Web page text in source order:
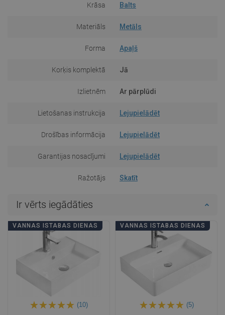
Krāsa Balts
Materiāls Metāls
Forma Apaļš
Korķis komplektā Jā
Izlietnēm Ar pārplūdi
Lietošanas instrukcija Lejupielādēt
Drošības informācija Lejupielādēt
Garantijas nosacījumi Lejupielādēt
Ražotājs Skatīt
Ir vērts iegādāties
VANNAS ISTABAS DIENAS
(10)
VANNAS ISTABAS DIENAS
(5)